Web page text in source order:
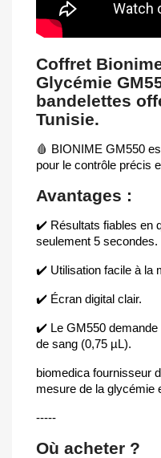
Coffret
Glycémie
bandelettes
Tunisie.
🩸 BIONIME GM550
pour le contrôle précis
Avantages :
✔️ Résultats fiables en
seulement 5 secondes.
✔️ Utilisation facile à la
✔️ Écran digital clair.
✔️ Le GM550 demande
de sang (0,75 µL).
biomedica fournisseur
mesure de la glycémie
-----
Où acheter ?